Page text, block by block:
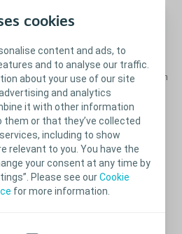
cookies
content and ads, to
and to analyse our traffic.
about your use of our site
and analytics
it with other information
them or that they’ve collected
including to show
relevant to you. You have the
your consent at any time by
Please see ourCookie
for more information.
innen stomi-, kontinens- og
sykepleiere tilgjengelig på telefon som